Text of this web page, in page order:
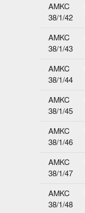
AMKC
38/1/42
AMKC
38/1/43
AMKC
38/1/44
AMKC
38/1/45
AMKC
38/1/46
AMKC
38/1/47
AMKC
38/1/48